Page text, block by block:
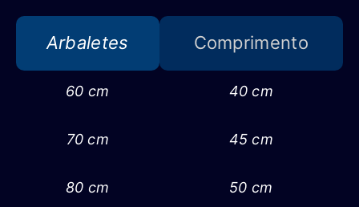
Arbaletes
60 cm
70 cm
80 cm
Comprimento
40 cm
45 cm
50 cm